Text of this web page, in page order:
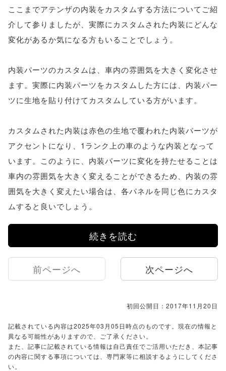
ここまでアテンザの内装をカスタムする方法についてご紹
介して参りましたが、実際にカスタムされた内装にどんな
変化があるか気になる方もいることでしょう。
内装パーツのカスタムは、車内の雰囲気を大きく変化させ
ます。実際に内装パーツをカスタムした方には、内装パー
ツに生地を貼り付けてカスタムしている方がいます。
カスタムされた内装は赤色の生地で覆われた内装パーツが
アクセントになり、1ランク上の車のような内装となって
います。このように、内装パーツに変化を持たせることは
車内の雰囲気を大きく変えることができるため、内装の雰
囲気を大きく変えたい場合は、各パネルを同じ色にカスタ
ムすると良いでしょう。
続きを読む
前ページへ 次ページへ
初回公開日：2017年11月20日
記載されている内容は2025年03月05日時点のものです。現在の情報と
異なる可能性がありますので、ご了承ください。
また、記事に記載されている情報は自己責任でご活用いただき、本記事
の内容に関する事項については、専門家等に相談するようにしてくださ
い。